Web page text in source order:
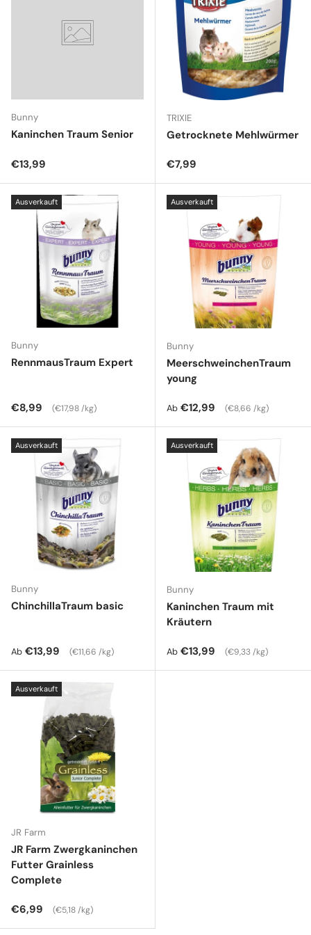
Bunny
Kaninchen Traum Senior
Normaler Preis
€13,99
TRIXIE
Getrocknete Mehlwürmer
Normaler Preis
€7,99
Ausverkauft
Bunny
RennmausTraum Expert
Normaler Preis
€8,99 Grundpreis
€17,98 /kg
Ausverkauft
Bunny
MeerschweinchenTraum
young
Normaler Preis
Ab €12,99 Grundpreis
€8,66 /kg
Ausverkauft
Bunny
ChinchillaTraum basic
Normaler Preis
Ab €13,99 Grundpreis
€11,66 /kg
Ausverkauft
Bunny
Kaninchen Traum mit
Kräutern
Normaler Preis
Ab €13,99 Grundpreis
€9,33 /kg
Ausverkauft
JR Farm
JR Farm Zwergkaninchen
Futter Grainless
Complete
Normaler Preis
€6,99 Grundpreis
€5,18 /kg